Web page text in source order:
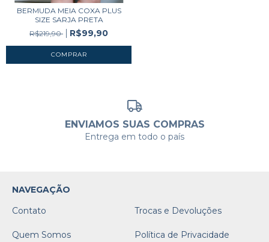
BERMUDA MEIA COXA PLUS
SIZE SARJA PRETA
R$219,90
R$99,90
COMPRAR
ENVIAMOS SUAS COMPRAS
Entrega em todo o país
NAVEGAÇÃO
Contato
Trocas e Devoluções
Quem Somos Política de Privacidade